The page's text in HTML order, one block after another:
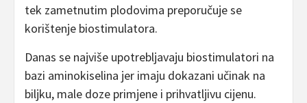
tek zametnutim plodovima preporučuje se
korištenje biostimulatora.
Danas se najviše upotrebljavaju biostimulatori na
bazi aminokiselina jer imaju dokazani učinak na
biljku, male doze primjene i prihvatljivu cijenu.